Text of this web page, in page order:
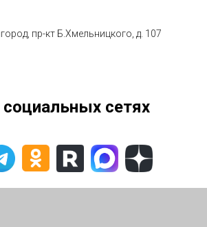
пр-кт Б.Хмельницкого, д. 107
сетях